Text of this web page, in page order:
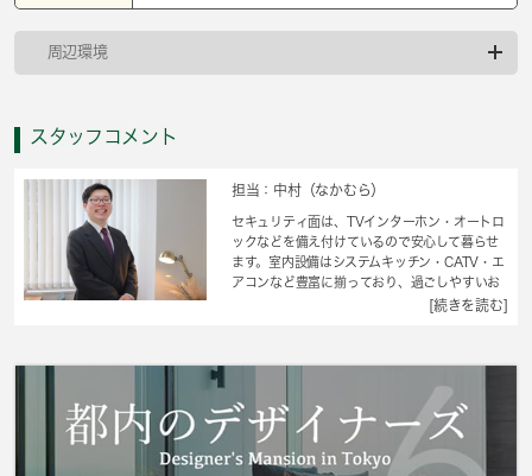
周辺環境
スタッフコメント
担当：中村（なかむら）
セキュリティ面は、TVインターホン・オートロ
ックなどを備え付けているので安心して暮らせ
ます。室内設備はシステムキッチン・CATV・エ
アコンなど豊富に揃っており、過ごしやすいお
部屋になっております。無限大の活用方法があ
犯カメラ付きのアパートです。築8年の設備が充
交通の利便性を求めるのであれば、都営大江戸
線東中野周辺の賃貸物件をお求めください。
城南コミュニティでは数多くの物件情報を取り
扱っているので、お探しの物件が見つかりま
[続きを読む]